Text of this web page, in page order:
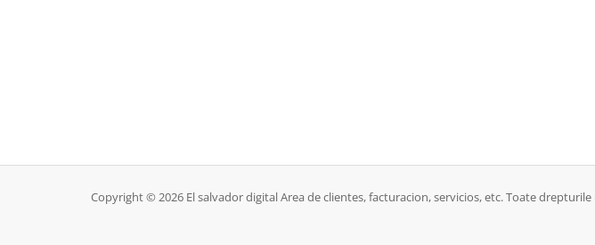
Copyright © 2026 El salvador digital Area de clientes, facturacion, servicios, etc. Toate drepturile